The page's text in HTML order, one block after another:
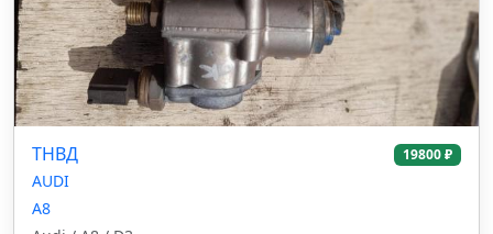
ТНВД 19800 ₽
AUDI
A8